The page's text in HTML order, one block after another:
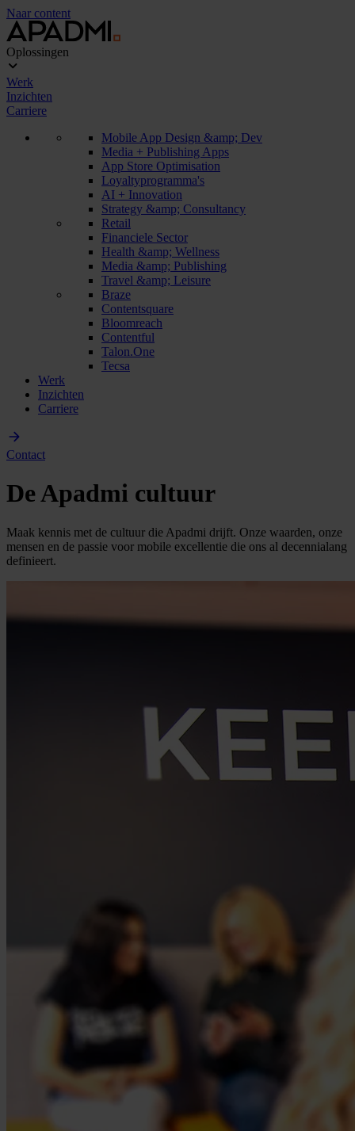
Naar content
Oplossingen
Werk
Inzichten
Carriere
Mobile App Design &amp; Dev
Media + Publishing Apps
App Store Optimisation
Loyaltyprogramma's
AI + Innovation
Strategy &amp; Consultancy
Retail
Financiele Sector
Health &amp; Wellness
Media &amp; Publishing
Travel &amp; Leisure
Braze
Contentsquare
Bloomreach
Contentful
Talon.One
Tecsa
Werk
Inzichten
Carriere
Contact
De Apadmi cultuur
Maak kennis met de cultuur die Apadmi drijft. Onze waarden, onze
mensen en de passie voor mobile excellentie die ons al decennialang
definieert.